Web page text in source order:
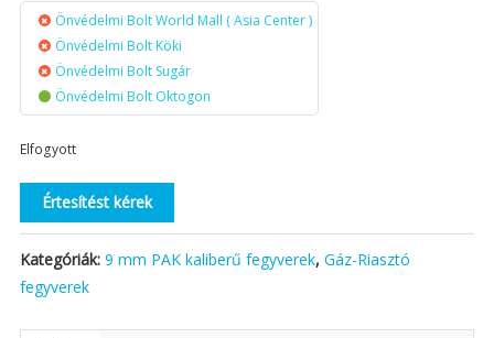
Önvédelmi Bolt World Mall ( Asia Center )
Önvédelmi Bolt Köki
Önvédelmi Bolt Sugár
Önvédelmi Bolt Oktogon
Elfogyott
Értesítést kérek
Kategóriák: 9 mm PAK kaliberű fegyverek, Gáz-Riasztó
fegyverek